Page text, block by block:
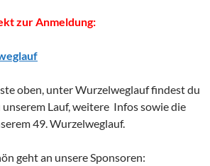
zur Anmeldung:
oben, unter Wurzelweglauf findest du
Lauf, weitere Infos sowie die
49. Wurzelweglauf.
geht an unsere Sponsoren: